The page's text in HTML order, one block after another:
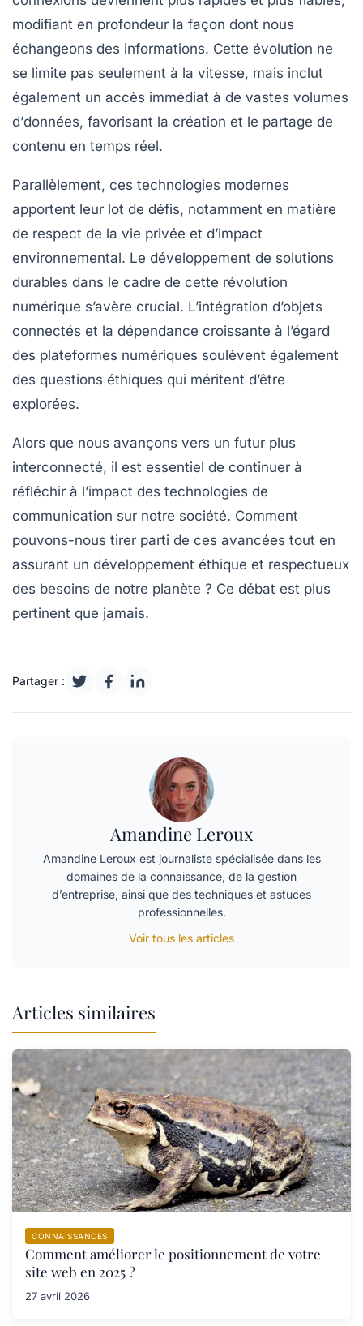
modifiant en profondeur la façon dont nous
échangeons des informations. Cette évolution ne
se limite pas seulement à la vitesse, mais inclut
également un accès immédiat à de vastes volumes
d’données, favorisant la création et le partage de
contenu en temps réel.
Parallèlement, ces technologies modernes
apportent leur lot de défis, notamment en matière
de respect de la vie privée et d’impact
environnemental. Le développement de solutions
durables dans le cadre de cette révolution
numérique s’avère crucial. L’intégration d’objets
connectés et la dépendance croissante à l’égard
des plateformes numériques soulèvent également
des questions éthiques qui méritent d’être
explorées.
Alors que nous avançons vers un futur plus
interconnecté, il est essentiel de continuer à
réfléchir à l’impact des technologies de
communication sur notre société. Comment
pouvons-nous tirer parti de ces avancées tout en
assurant un développement éthique et respectueux
des besoins de notre planète ? Ce débat est plus
pertinent que jamais.
Partager :
Amandine Leroux
Amandine Leroux est journaliste spécialisée dans les
domaines de la connaissance, de la gestion
d’entreprise, ainsi que des techniques et astuces
professionnelles.
Voir tous les articles
Articles similaires
CONNAISSANCES
Comment améliorer le positionnement de votre
site web en 2025 ?
27 avril 2026